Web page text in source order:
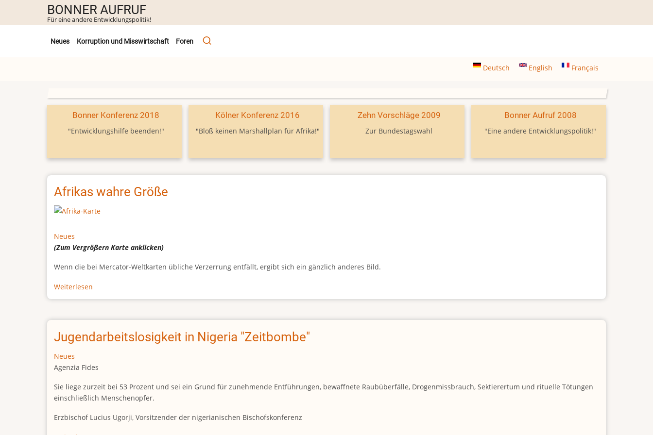
Inhalt
BONNER AUFRUF
Für eine andere Entwicklungspolitik!
Untermenü
Neues Korruption und Misswirtschaft Foren
Deutsch English Français
Bonner Konferenz 2018
"Entwicklungshilfe beenden!"
Kölner Konferenz 2016
"Bloß keinen Marshallplan für Afrika!"
Zehn Vorschläge 2009
Zur Bundestagswahl
Bonner Aufruf 2008
"Eine andere Entwicklungspolitik!"
Afrikas wahre Größe
Neues
(Zum VergrößernKarte anklicken)
Wenn die bei Mercator-Weltkarten übliche Verzerrung entfällt, ergibt sich ein gänzlich anderes Bild.
Weiterlesen
Afrikas
Größe
Jugendarbeitslosigkeit in Nigeria "Zeitbombe"
Neues
Agenzia Fides
Sie liege zurzeit bei 53 Prozent und sei ein Grund für zunehmende Entführungen, bewaffnete Raubüberfälle, Drogenmissbrauch, Sektierertum und rituelle Tötungen
einschließlich Menschenopfer.
Erzbischof Lucius Ugorji, Vorsitzender der nigerianischen Bischofskonferenz